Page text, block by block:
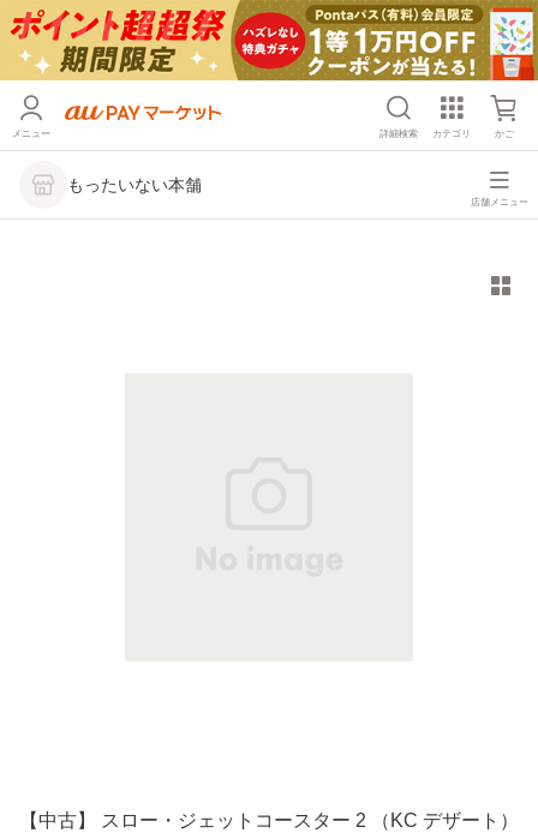
メニュー 詳細検索 カテゴリ かご
もったいない本舗
店舗メニュー
【中古】 スロー・ジェットコースター 2 （KC デザート）